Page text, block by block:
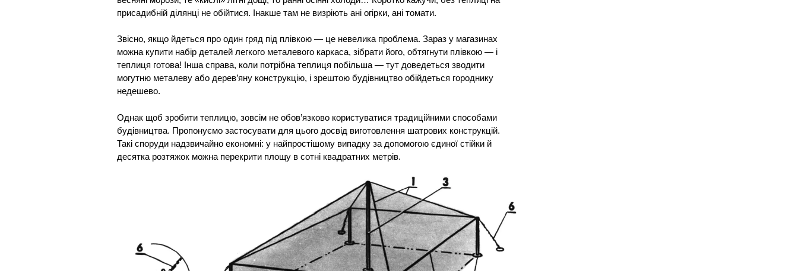
присадибній ділянці не обійтися. Інакше там не визріють ані огірки, ані томати.
Звісно, якщо йдеться про один гряд під плівкою — це невелика проблема. Зараз у магазинах
можна купити набір деталей легкого металевого каркаса, зібрати його, обтягнути плівкою — і
теплиця готова! Інша справа, коли потрібна теплиця побільша — тут доведеться зводити
могутню металеву або дерев’яну конструкцію, і зрештою будівництво обійдеться городнику
недешево.
Однак щоб зробити теплицю, зовсім не обов’язково користуватися традиційними способами
будівництва. Пропонуємо застосувати для цього досвід виготовлення шатрових конструкцій.
Такі споруди надзвичайно економні: у найпростішому випадку за допомогою єдиної стійки й
десятка розтяжок можна перекрити площу в сотні квадратних метрів.